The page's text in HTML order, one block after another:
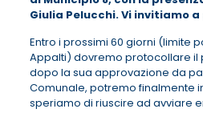
Giulia Pelucchi. Vi invitiamo
Entro i prossimi 60 giorni (limite
Appalti) dovremo protocollare il
dopo la sua approvazione da
Comunale, potremo finalmente
speriamo di riuscire ad avviare